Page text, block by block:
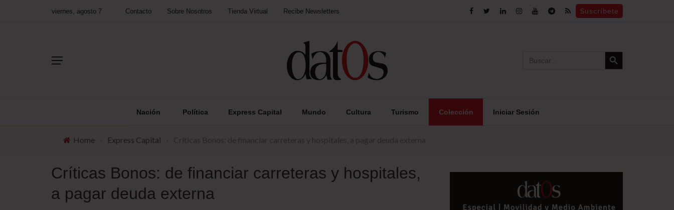
viernes, agosto 7 Contacto Sobre Nosotros Tienda Virtual Recibe Newsletters Suscríbete
for:
Search Button
Nación Política Express Capital Mundo Cultura Turismo Colección Iniciar Sesión
Home Express Capital
Críticas Bonos: de financiar carreteras y hospitales,
a pagar deuda externa